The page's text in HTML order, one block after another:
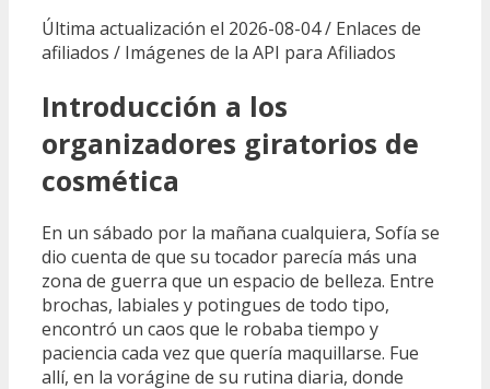
Última actualización el 2026-08-04 / Enlaces de
afiliados / Imágenes de la API para Afiliados
Introducción a los
organizadores giratorios de
cosmética
En un sábado por la mañana cualquiera, Sofía se
dio cuenta de que su tocador parecía más una
zona de guerra que un espacio de belleza. Entre
brochas, labiales y potingues de todo tipo,
encontró un caos que le robaba tiempo y
paciencia cada vez que quería maquillarse. Fue
allí, en la vorágine de su rutina diaria, donde